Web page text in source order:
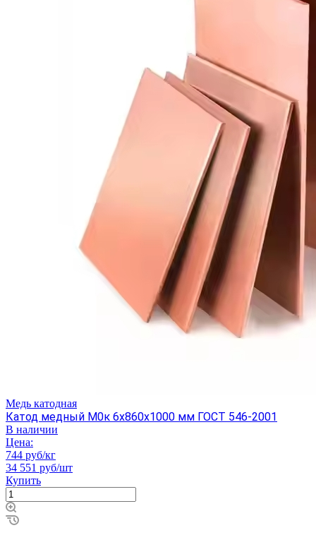
Медь катодная
Катод медный М0к 6х860х1000 мм ГОСТ 546-2001
В наличии
Цена:
744 руб/кг
34 551 руб/шт
Купить